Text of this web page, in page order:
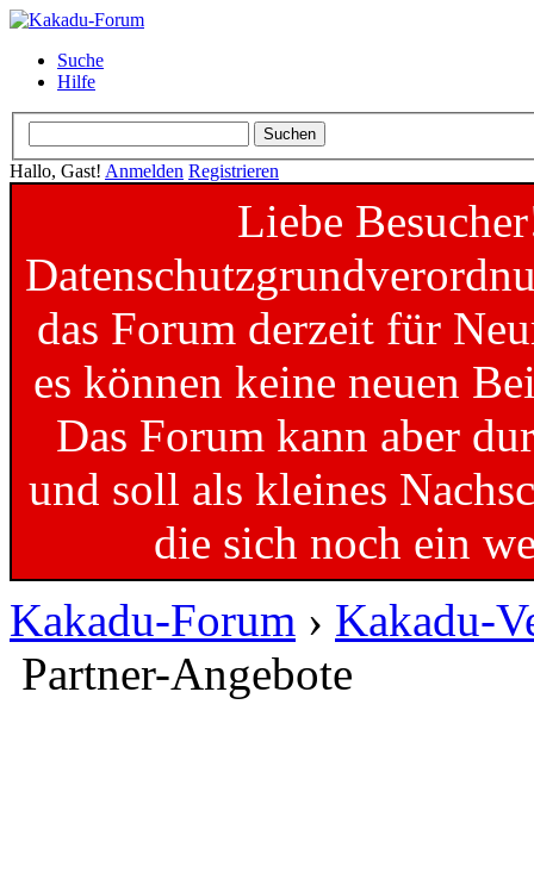
Suche
Hilfe
Hallo, Gast! Anmelden Registrieren
Liebe
das Forum derzeit für
es können keine neuen
Das Forum kann aber
und soll als kleines
die sich noch ein
Kakadu-Forum › Kakadu-
Partner-Angebote